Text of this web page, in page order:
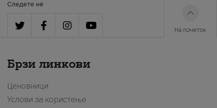
Следете нè
На почеток
Брзи линкови
Ценовници
Услови за користење